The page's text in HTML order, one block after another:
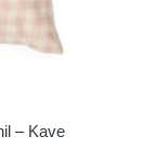
– Kave